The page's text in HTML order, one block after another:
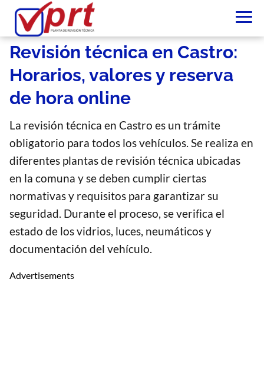
Revisión técnica en Castro:
Horarios, valores y reserva
de hora online
La revisión técnica en Castro es un trámite
obligatorio para todos los vehículos. Se realiza en
diferentes plantas de revisión técnica ubicadas
en la comuna y se deben cumplir ciertas
normativas y requisitos para garantizar su
seguridad. Durante el proceso, se verifica el
estado de los vidrios, luces, neumáticos y
documentación del vehículo.
Advertisements